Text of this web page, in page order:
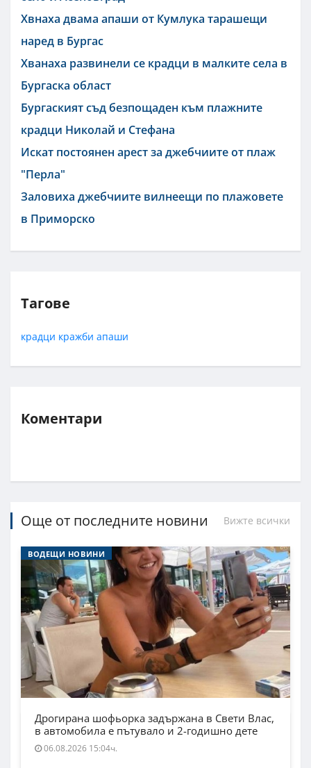
Хвнаха двама апаши от Кумлука тарашещи
наред в Бургас
Хванаха развинели се крадци в малките села в
Бургаска област
Бургаският съд безпощаден към плажните
крадци Николай и Стефана
Искат постоянен арест за джебчиите от плаж
"Перла"
Заловиха джебчиите вилнеещи по плажовете
в Приморско
Тагове
крадци кражби апаши
Коментари
Още от последните новини Вижте всички
ВОДЕЩИ НОВИНИ
Дрогирана шофьорка задържана в Свети Влас,
в автомобила е пътувало и 2-годишно дете
06.08.2026 15:04ч.